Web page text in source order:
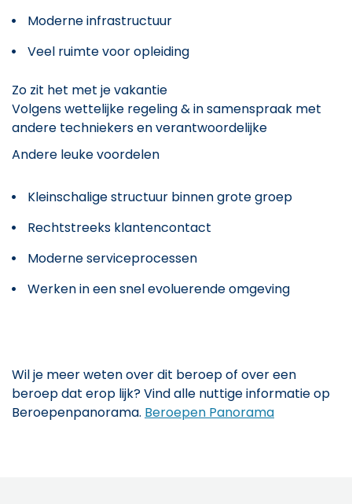
Moderne infrastructuur
Veel ruimte voor opleiding
Zo zit het met je vakantie
Volgens wettelijke regeling & in samenspraak met
andere techniekers en verantwoordelijke
Andere leuke voordelen
Kleinschalige structuur binnen grote groep
Rechtstreeks klantencontact
Moderne serviceprocessen
Werken in een snel evoluerende omgeving
Wil je meer weten over dit beroep of over een
beroep dat erop lijk? Vind alle nuttige informatie op
Beroepenpanorama. Beroepen Panorama